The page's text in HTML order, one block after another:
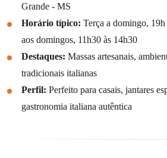
Grande - MS
Horário típico: Terça a domingo,
aos domingos, 11h30 às 14h30
Destaques: Massas artesanais,
tradicionais italianas
Perfil: Perfeito para casais, jantares
gastronomia italiana autêntica